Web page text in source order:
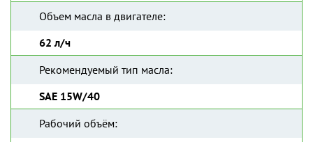
Объем масла в двигателе:
62 л/ч
Рекомендуемый тип масла:
SAE 15W/40
Рабочий объём: